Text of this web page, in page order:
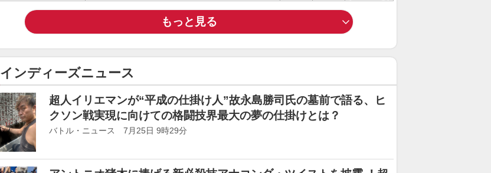
もっと見る
インディーズニュース
超人イリエマンが“平成の仕掛け人”故永島勝司氏の墓前で語る、ヒ
クソン戦実現に向けての格闘技界最大の夢の仕掛けとは？
バトル・ニュース 7月25日 9時29分